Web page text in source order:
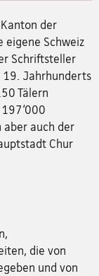
der
eigene Schweiz
Schriftsteller
19. Jahrhunderts
Tälern
aber auch der
Chur
die von
und von